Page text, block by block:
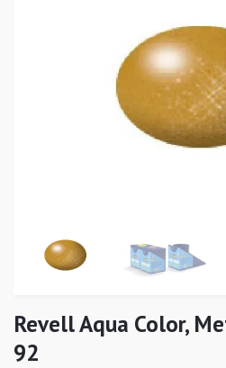
Revell Aqua Color,
92